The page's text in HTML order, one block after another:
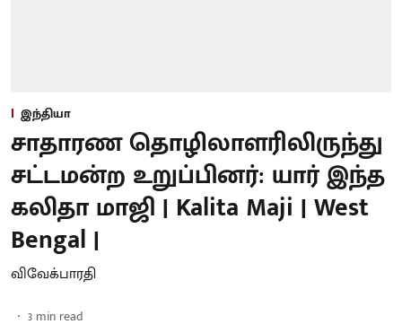
இந்தியா
சாதாரண தொழிலாளரிலிருந்து
சட்டமன்ற உறுப்பினர்: யார் இந்த
கலிதா மாஜி | Kalita Maji | West
Bengal |
விவேக்பாரதி
3 min read